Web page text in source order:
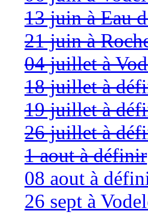
13 juin à Eau
21 juin à
04 juillet à
18 juillet à
19 juillet à
26 juillet à
1 aout à définir
08 aout à
26 sept à